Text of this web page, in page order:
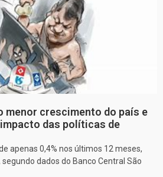
menor crescimento do país e
das políticas de
apenas 0,4% nos últimos 12 meses,
dados do Banco Central São